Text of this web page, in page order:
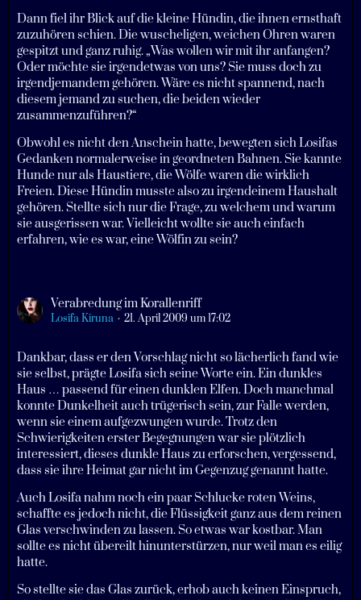
Dann fiel ihr Blick auf die kleine Hündin, die ihnen ernsthaft
zuzuhören schien. Die wuscheligen, weichen Ohren waren
gespitzt und ganz ruhig. „Was wollen wir mit ihr anfangen?
Oder möchte sie irgendetwas von uns? Sie muss doch zu
irgendjemandem gehören. Wäre es nicht spannend, nach
diesem jemand zu suchen, die beiden wieder
zusammenzuführen?“
Obwohl es nicht den Anschein hatte, bewegten sich Losifas
Gedanken normalerweise in geordneten Bahnen. Sie kannte
Hunde nur als Haustiere, die Wölfe waren die wirklich
Freien. Diese Hündin musste also zu irgendeinem Haushalt
gehören. Stellte sich nur die Frage, zu welchem und warum
sie ausgerissen war. Vielleicht wollte sie auch einfach
erfahren, wie es war, eine Wölfin zu sein?
Verabredung im Korallenriff
Losifa Kiruna 21. April 2009 um 17:02
Dankbar, dass er den Vorschlag nicht so lächerlich fand wie
sie selbst, prägte Losifa sich seine Worte ein. Ein dunkles
Haus … passend für einen dunklen Elfen. Doch manchmal
konnte Dunkelheit auch trügerisch sein, zur Falle werden,
wenn sie einem aufgezwungen wurde. Trotz den
Schwierigkeiten erster Begegnungen war sie plötzlich
interessiert, dieses dunkle Haus zu erforschen, vergessend,
dass sie ihre Heimat gar nicht im Gegenzug genannt hatte.
Auch Losifa nahm noch ein paar Schlucke roten Weins,
schaffte es jedoch nicht, die Flüssigkeit ganz aus dem reinen
Glas verschwinden zu lassen. So etwas war kostbar. Man
sollte es nicht übereilt hinunterstürzen, nur weil man es eilig
hatte.
So stellte sie das Glas zurück, erhob auch keinen Einspruch,